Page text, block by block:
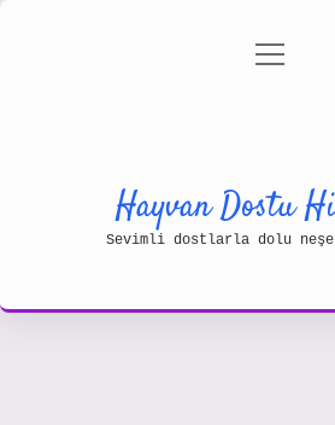
Gizlilik menüyü
Hayvan Dostu
Sevimli dostlarla dolu